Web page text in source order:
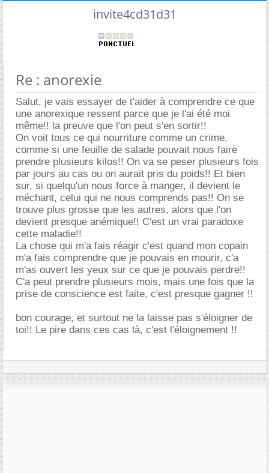
invite4cd31d31
Re : anorexie
Salut, je vais essayer de t'aider à comprendre ce que
une anorexique ressent parce que je l'ai été moi
même!! la preuve que l'on peut s'en sortir!!
On voit tous ce qui nourriture comme un crime,
comme si une feuille de salade pouvait nous faire
prendre plusieurs kilos!! On va se peser plusieurs fois
par jours au cas ou on aurait pris du poids!! Et bien
sur, si quelqu'un nous force à manger, il devient le
méchant, celui qui ne nous comprends pas!! On se
trouve plus grosse que les autres, alors que l'on
devient presque anémique!! C'est un vrai paradoxe
cette maladie!!
La chose qui m'a fais réagir c'est quand mon copain
m'a fais comprendre que je pouvais en mourir, c'a
m'as ouvert les yeux sur ce que je pouvais perdre!!
C'a peut prendre plusieurs mois, mais une fois que la
prise de conscience est faite, c'est presque gagner !!
bon courage, et surtout ne la laisse pas s'éloigner de
toi!! Le pire dans ces cas là, c'est l'éloignement !!